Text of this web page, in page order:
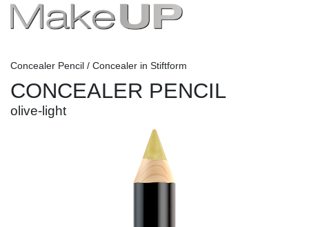
Concealer Pencil / Concealer in Stiftform
CONCEALER PENCIL
olive-light